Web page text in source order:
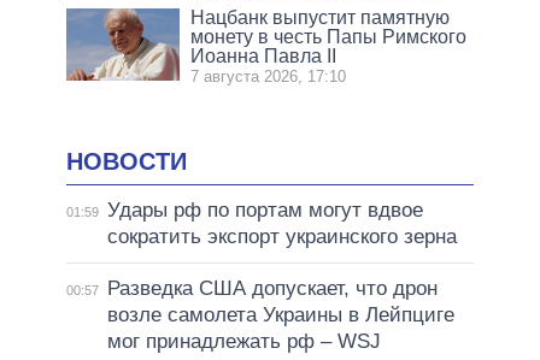
Нацбанк выпустит памятную
монету в честь Папы Римского
Иоанна Павла II
7 августа 2026, 17:10
НОВОСТИ
01:59 Удары рф по портам могут вдвое
сократить экспорт украинского зерна
00:57
Разведка США допускает, что дрон
возле самолета Украины в Лейпциге
мог принадлежать рф – WSJ